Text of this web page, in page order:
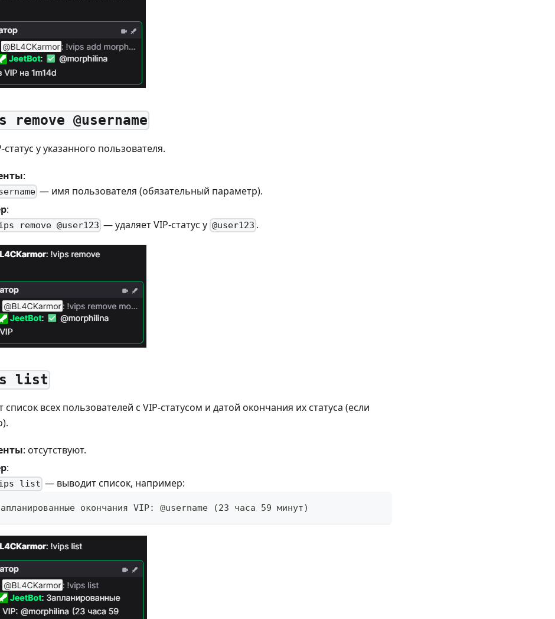
remove @username
статус у указанного пользователя.
:
— имя пользователя (обязательный параметр).
:
remove @user123 — удаляет VIP-статус у @user123 .
list
список всех пользователей с VIP-статусом и датой окончания их статуса (если
: отсутствуют.
:
list — выводит список, например:
окончания VIP: @username (23 часа 59 минут)